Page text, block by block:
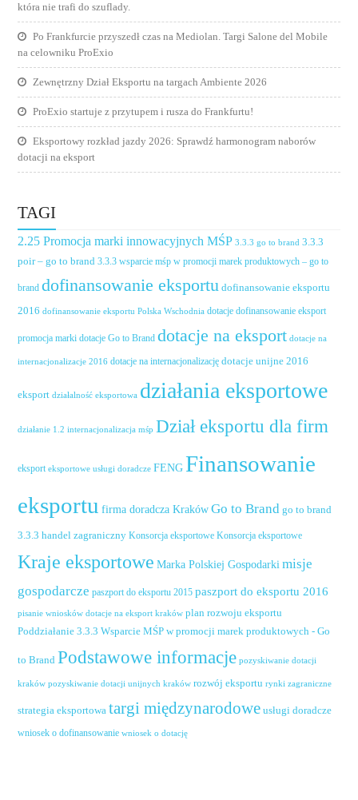
która nie trafi do szuflady.
Po Frankfurcie przyszedł czas na Mediolan. Targi Salone del Mobile
na celowniku ProExio
Zewnętrzny Dział Eksportu na targach Ambiente 2026
ProExio startuje z przytupem i rusza do Frankfurtu!
Eksportowy rozkład jazdy 2026: Sprawdź harmonogram naborów
dotacji na eksport
TAGI
2.25 Promocja marki innowacyjnych MŚP 3.3.3 go to brand 3.3.3
poir – go to brand 3.3.3 wsparcie mśp w promocji marek produktowych – go to
brand dofinansowanie eksportu dofinansowanie eksportu
2016 dofinansowanie eksportu Polska Wschodnia dotacje dofinansowanie eksport
promocja marki dotacje Go to Brand dotacje na eksport dotacje na
internacjonalizacje 2016 dotacje na internacjonalizację dotacje unijne 2016
eksport działalność eksportowa działania eksportowe
działanie 1.2 internacjonalizacja mśp Dział eksportu dla firm
eksport eksportowe usługi doradcze FENG Finansowanie
eksportu firma doradcza Kraków Go to Brand go to brand
3.3.3 handel zagraniczny Konsorcja eksportowe Konsorcja eksportowe
Kraje eksportowe Marka Polskiej Gospodarki misje
gospodarcze paszport do eksportu 2015 paszport do eksportu 2016
pisanie wniosków dotacje na eksport kraków plan rozwoju eksportu
Poddziałanie 3.3.3 Wsparcie MŚP w promocji marek produktowych - Go
to Brand Podstawowe informacje pozyskiwanie dotacji
kraków pozyskiwanie dotacji unijnych kraków rozwój eksportu rynki zagraniczne
strategia eksportowa targi międzynarodowe usługi doradcze
wniosek o dofinansowanie wniosek o dotację